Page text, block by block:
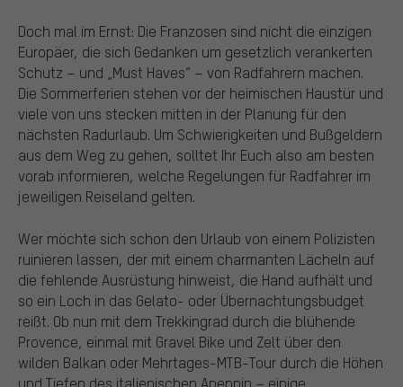
Doch mal im Ernst: Die Franzosen sind nicht die einzigen
Europäer, die sich Gedanken um gesetzlich verankerten
Schutz – und „Must Haves“ – von Radfahrern machen.
Die Sommerferien stehen vor der heimischen Haustür und
viele von uns stecken mitten in der Planung für den
nächsten Radurlaub. Um Schwierigkeiten und Bußgeldern
aus dem Weg zu gehen, solltet Ihr Euch also am besten
vorab informieren, welche Regelungen für Radfahrer im
jeweiligen Reiseland gelten.
Wer möchte sich schon den Urlaub von einem Polizisten
ruinieren lassen, der mit einem charmanten Lächeln auf
die fehlende Ausrüstung hinweist, die Hand aufhält und
so ein Loch in das Gelato- oder Übernachtungsbudget
reißt. Ob nun mit dem Trekkingrad durch die blühende
Provence, einmal mit Gravel Bike und Zelt über den
wilden Balkan oder Mehrtages-MTB-Tour durch die Höhen
und Tiefen des italienischen Apennin – einige